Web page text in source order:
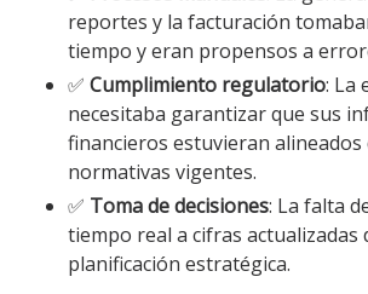
reportes y la facturación
tiempo y eran propensos a
✅ Cumplimiento regulatorio: La
necesitaba garantizar que sus
financieros estuvieran alineados
normativas vigentes.
✅ Toma de decisiones: La falta
tiempo real a cifras actualizadas
planificación estratégica.